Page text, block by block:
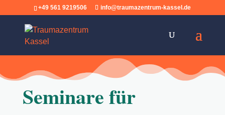
+49 561 9219506 info@traumazentrum-kassel.de
Seminare für